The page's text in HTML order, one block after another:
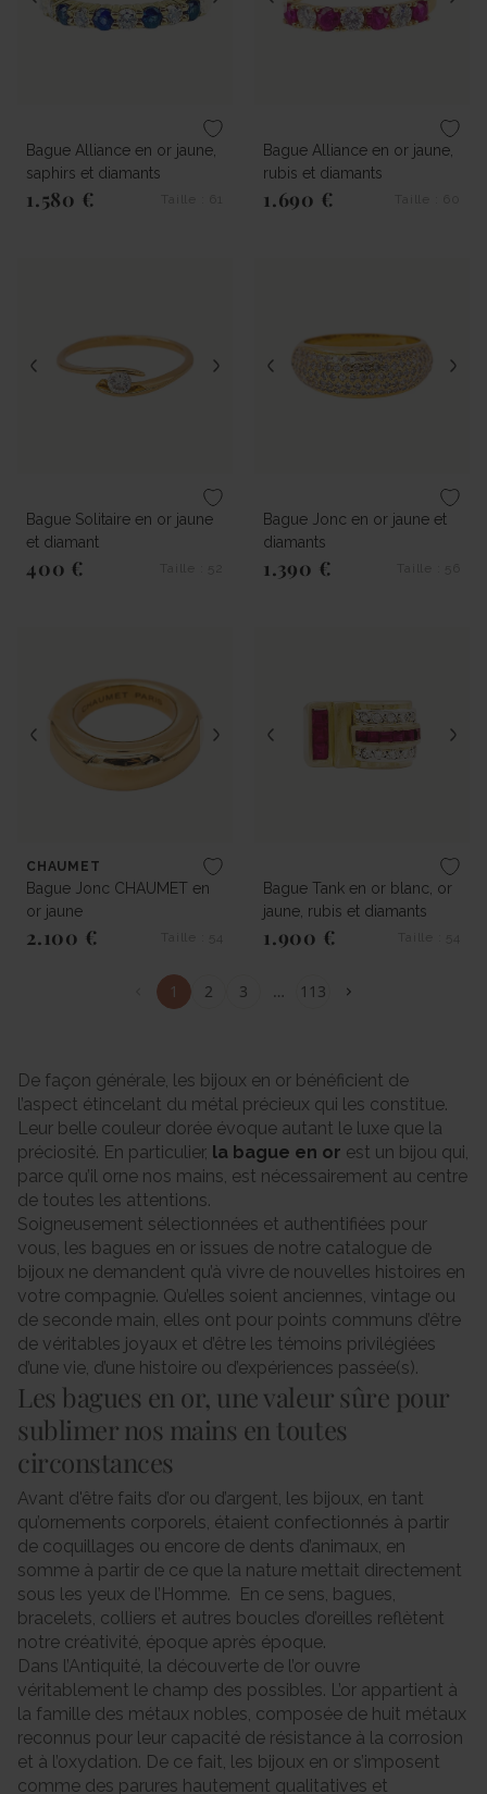
Bague Alliance en or jaune,
saphirs et diamants
1.580 €
Bague Alliance en or jaune,
rubis et diamants
1.690 €
Bague Solitaire en or jaune
et diamant
400 €
Bague Jonc en or jaune et
diamants
1.390 €
CHAUMET
Bague Jonc CHAUMET en
or jaune
2.100 €
Bague Tank en or blanc, or
jaune, rubis et diamants
1.900 €
1 2 3 … 113
De façon générale, les bijoux en or bénéficient de
l’aspect étincelant du métal précieux qui les constitue.
Leur belle couleur dorée évoque autant le luxe que la
préciosité. En particulier, la bague en or est un bijou qui,
parce qu’il orne nos mains, est nécessairement au centre
de toutes les attentions.
Soigneusement sélectionnées et authentifiées pour
vous, les bagues en or issues de notre catalogue de
bijoux ne demandent qu’à vivre de nouvelles histoires en
votre compagnie. Qu’elles soient anciennes, vintage ou
de seconde main, elles ont pour points communs d’être
de véritables joyaux et d’être les témoins privilégiées
d’une vie, d’une histoire ou d’expériences passée(s).
Les bagues en or, une valeur sûre pour
sublimer nos mains en toutes
circonstances
Avant d'être faits d’or ou d’argent, les bijoux, en tant
qu’ornements corporels, étaient confectionnés à partir
de coquillages ou encore de dents d’animaux, en
somme à partir de ce que la nature mettait directement
sous les yeux de l’Homme. En ce sens, bagues,
bracelets, colliers et autres boucles d’oreilles reflètent
notre créativité, époque après époque.
Dans l’Antiquité, la découverte de l’or ouvre
véritablement le champ des possibles. L’or appartient à
la famille des métaux nobles, composée de huit métaux
reconnus pour leur capacité de résistance à la corrosion
et à l’oxydation. De ce fait, les bijoux en or s’imposent
comme des parures hautement qualitatives et